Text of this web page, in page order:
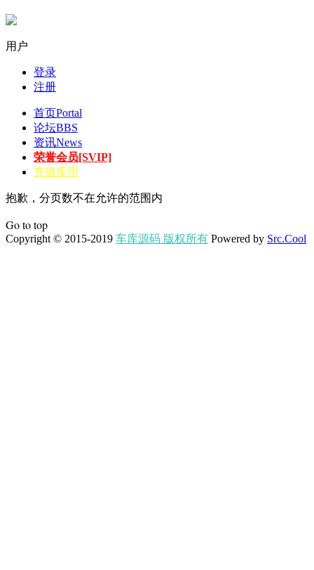
用户
登录
注册
首页Portal
论坛BBS
资讯News
荣誉会员[SVIP]
充值库币
抱歉，分页数不在允许的范围内
Go to top
Copyright © 2015-2019 车库源码 版权所有 Powered by Src.Cool